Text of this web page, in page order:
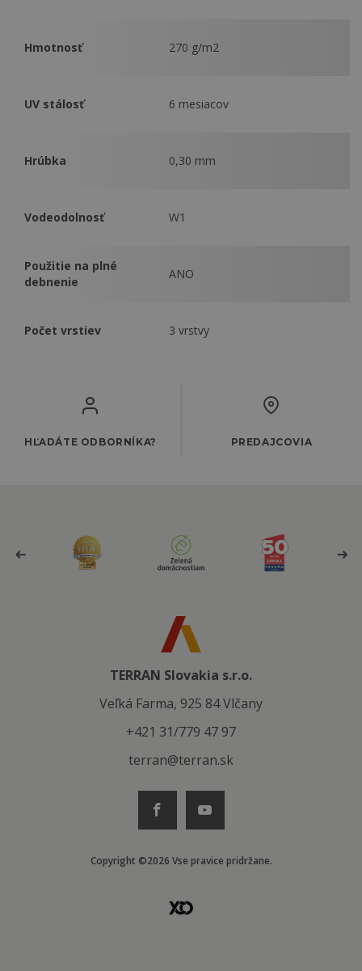
Hmotnosť 270 g/m2
UV stálosť 6 mesiacov
Hrúbka 0,30 mm
Vodeodolnosť W1
Použitie na plné
debnenie
ANO
Počet vrstiev 3 vrstvy
HĽADÁTE ODBORNÍKA? PREDAJCOVIA
TERRAN Slovakia s.r.o.
Veľká Farma, 925 84 Vlčany
+421 31/779 47 97
terran@terran.sk
Copyright ©2026 Vse pravice pridržane.